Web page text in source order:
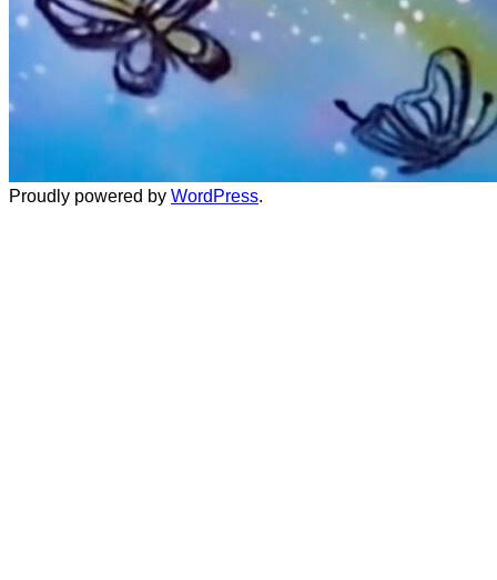
Proudly powered by WordPress.